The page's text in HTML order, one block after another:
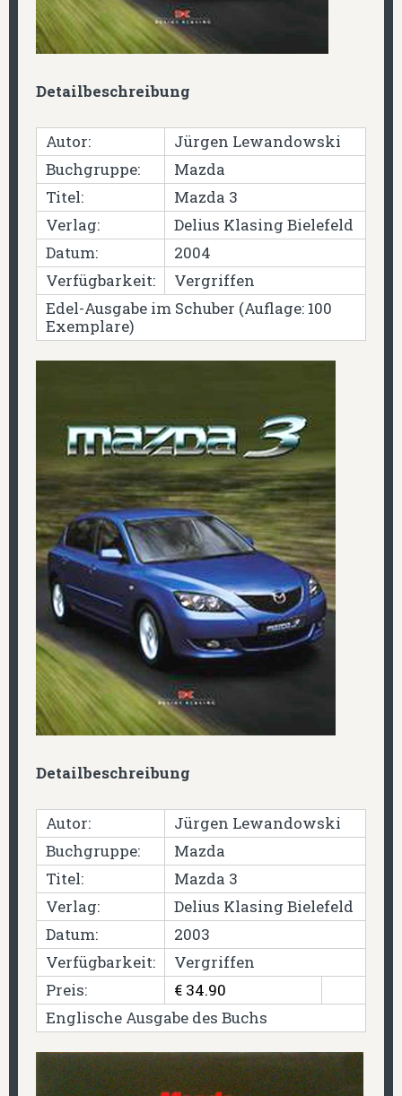
Detailbeschreibung
Autor:
Jürgen Lewandowski
Buchgruppe:
Mazda
Titel:
Mazda 3
Verlag:
Delius Klasing Bielefeld
Datum:
2004
Verfügbarkeit:
Vergriffen
Edel-Ausgabe im Schuber (Auflage: 100
Exemplare)
Detailbeschreibung
Autor:
Jürgen Lewandowski
Buchgruppe:
Mazda
Titel:
Mazda 3
Verlag:
Delius Klasing Bielefeld
Datum:
2003
Verfügbarkeit:
Vergriffen
Preis:
€ 34.90
Englische Ausgabe des Buchs